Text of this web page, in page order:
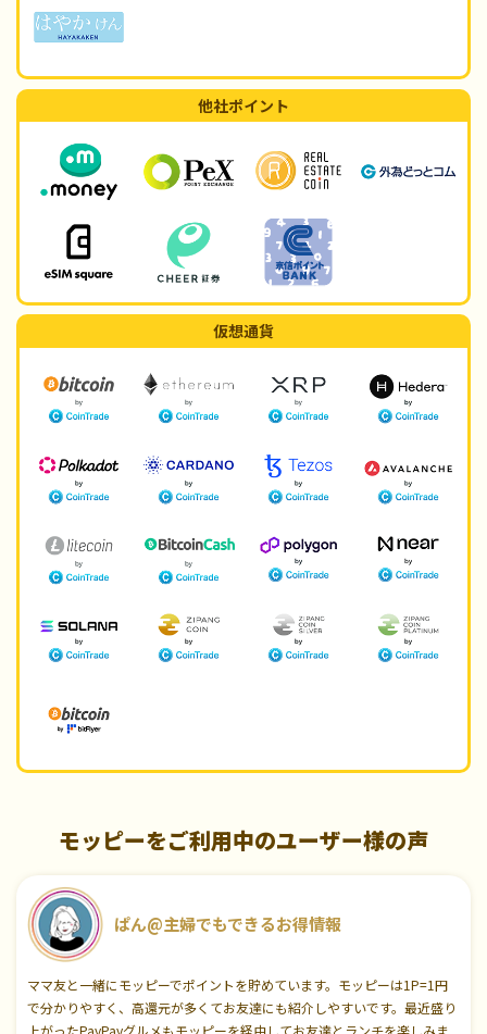
他社ポイント
仮想通貨
モッピーをご利用中のユーザー様の声
ぱん@主婦でもできるお得情報
ママ友と一緒にモッピーでポイントを貯めています。モッピーは1P=1円
で分かりやすく、高還元が多くてお友達にも紹介しやすいです。最近盛り